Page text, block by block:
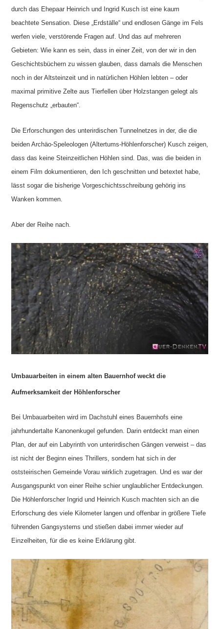
durch das Ehepaar Heinrich und Ingrid Kusch ist eine kaum
beachtete Sensation. Diese „Erdställe“ und endlosen Gänge im Fels
werfen viele, verstörende Fragen auf. Und das auf mehreren
Gebieten: Wie kann es sein, dass in einer Zeit, von der wir in den
Geschichtsbüchern zu wissen glauben, dass damals die Menschen
noch in der Altsteinzeit und in natürlichen Höhlen lebten – oder
maximal primitive Zelte aus Tierfellen über Holzstangen gelegt als
Regenschutz „erbauten“.
Die Erforschungen des unterirdischen Tunnelnetzes in der, die die
beiden Archäo-Speleologen (Altertums-Höhlenforscher) Kusch zeigen,
dass das keine Steinzeitlichen Höhlen sind. Das, was die beiden in
einem Film dokumentieren, den Ich geschnitten und betextet habe,
lässt sogar die bisherige Vorgeschichtsschreibung gehörig ins
Wanken kommen.
Aber der Reihe nach.
Umbauarbeiten in einem alten Bauernhof weckt die
Aufmerksamkeit der Höhlenforscher
Bei Umbauarbeiten wird im Dachstuhl eines Bauernhofs eine
jahrhundertalte Kanonenkugel gefunden. Darin entdeckt man einen
Plan, der auf ein Labyrinth von unterirdischen Gängen verweist – das
ist nicht der Beginn eines Thrillers, sondern hat sich in der
oststeirischen Gemeinde Vorau wirklich zugetragen. Und es war der
Ausgangspunkt von einer Reihe schier unglaublicher Entdeckungen.
Die Höhlenforscher Ingrid und Heinrich Kusch machten sich an die
Erforschung des viele Kilometer langen und offenbar in größere Tiefe
führenden Gangsystems und stießen dabei immer wieder auf
Einzelheiten, für die es keine Erklärung gibt.